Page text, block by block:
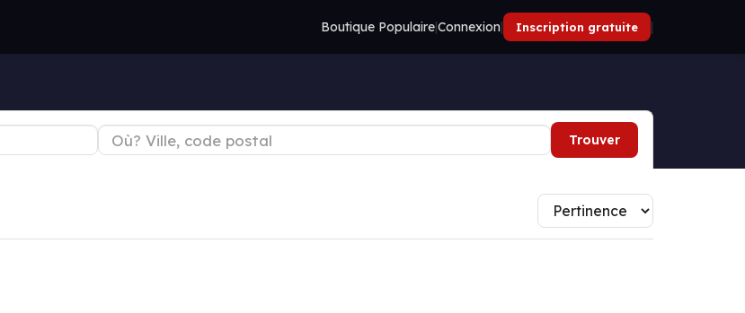
Boutique Populaire|Connexion| Inscription gratuite |
Trouver